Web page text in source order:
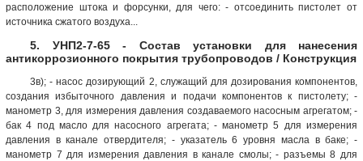
расположение штока и форсунки, для чего: - отсоединить пистолет от
источника сжатого воздуха...
5. УНП2-7-65 - Состав установки для нанесения
антикоррозионного покрытия трубопроводов / Конструкция
3в); - насос дозирующий 2, служащий для дозирования компонентов,
создания избыточного давления и подачи компонентов к пистолету; -
манометр 3, для измерения давления создаваемого насосным агрегатом; -
бак 4 под масло для насосного агрегата; - манометр 5 для измерения
давления в канале отвердителя; - указатель 6 уровня масла в баке; -
манометр 7 для измерения давления в канале смолы; - разъемы 8 для